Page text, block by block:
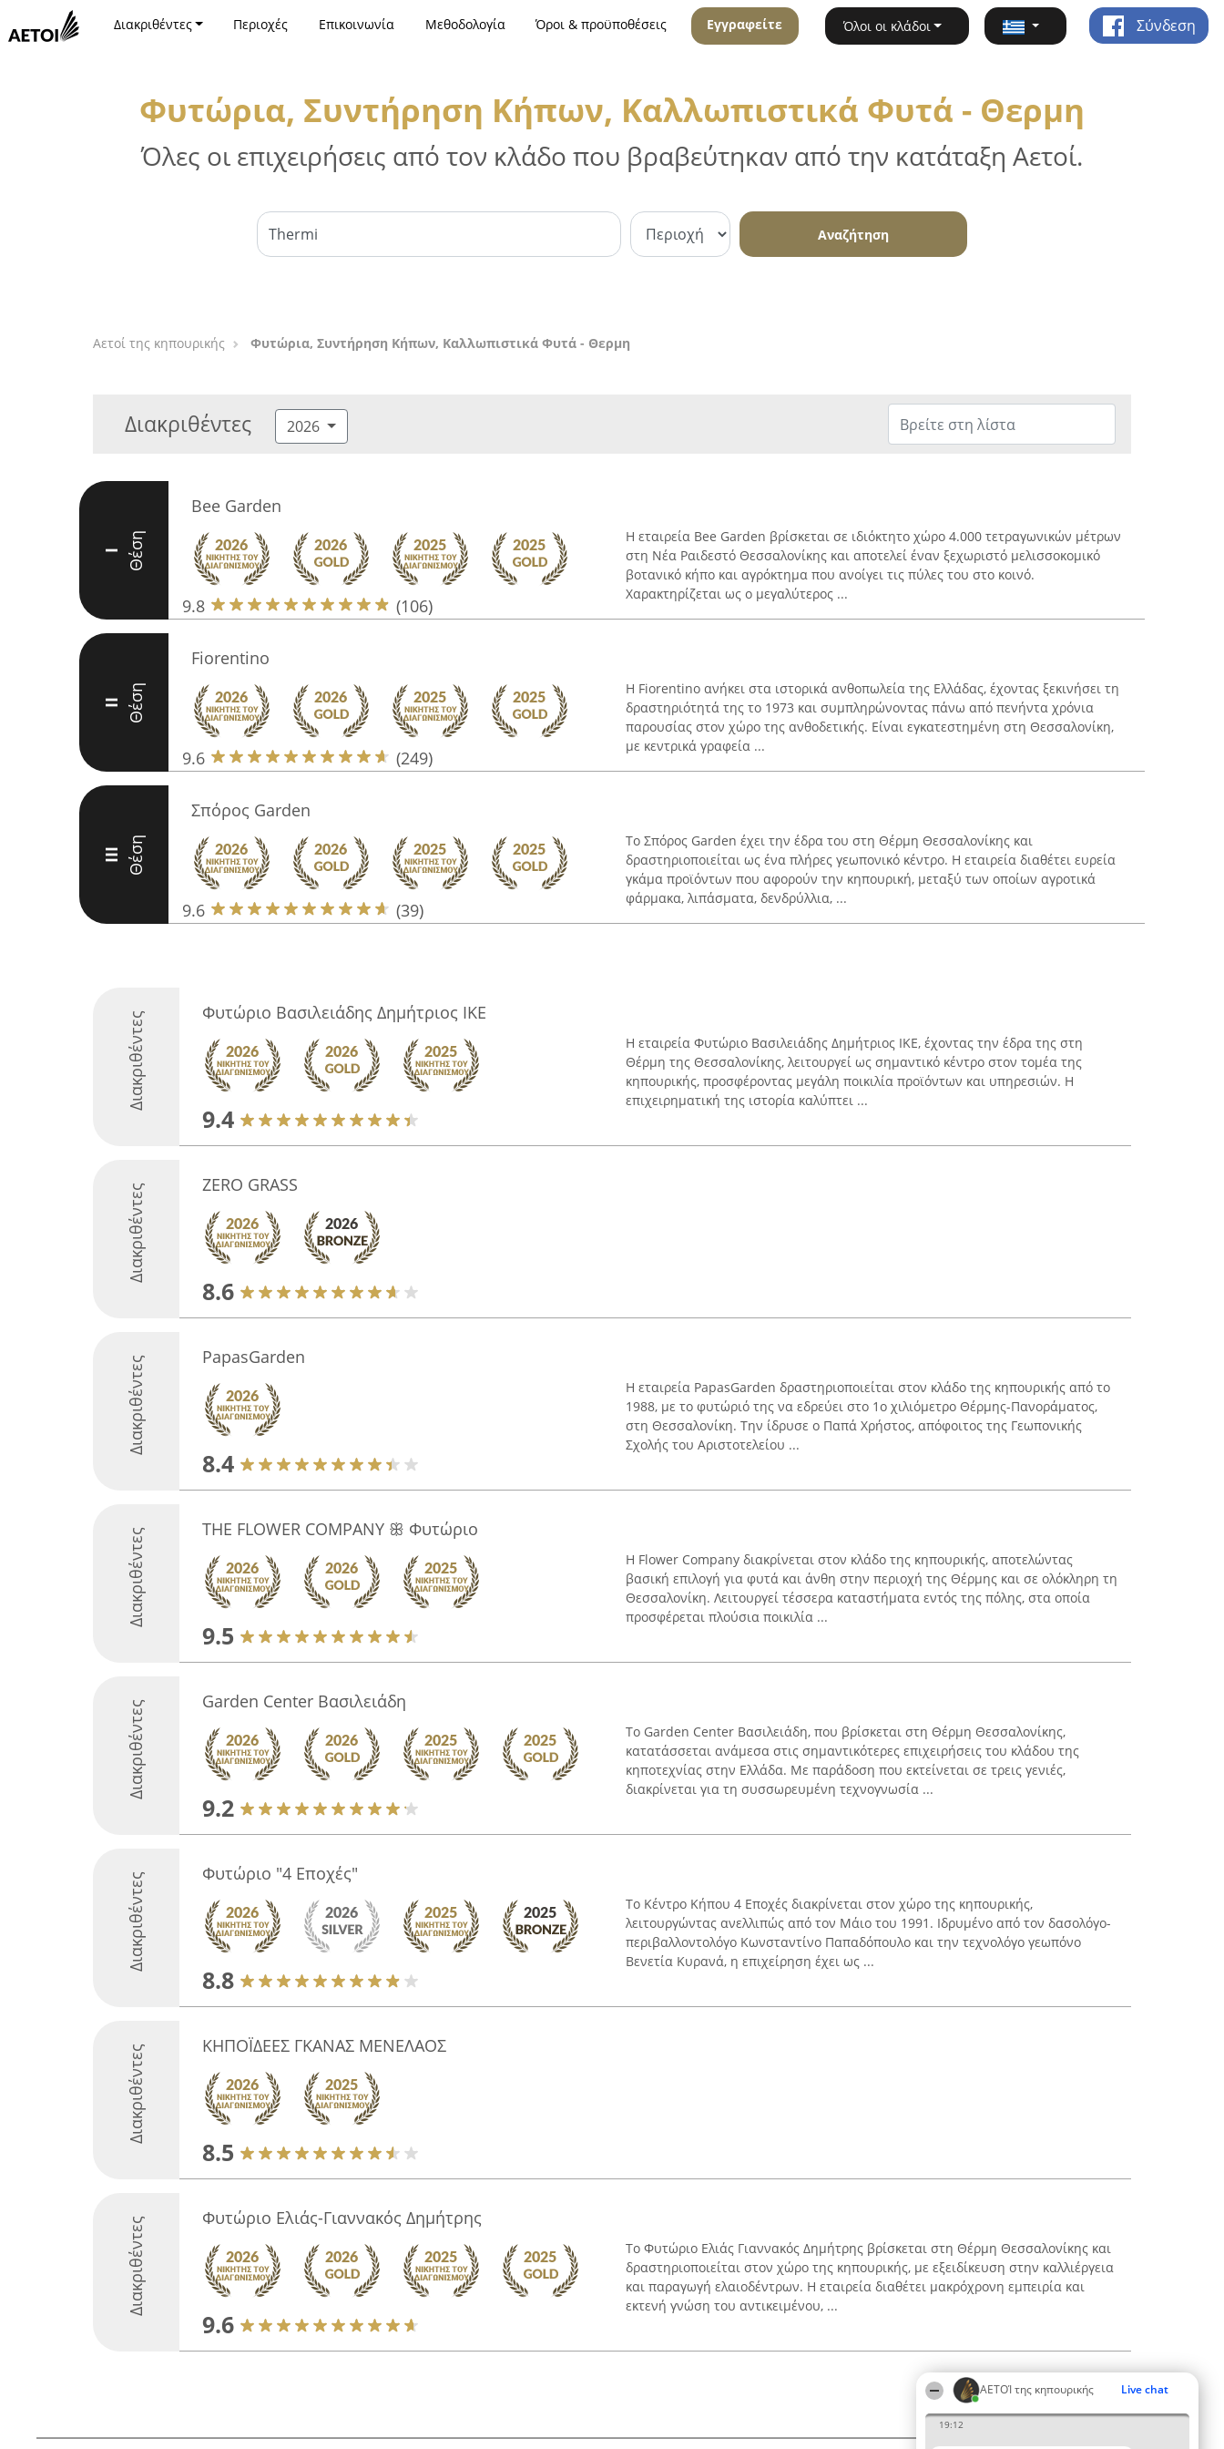
ΑΕΤΟΊ της κηπουρικής Live chat
19:12
Διακριθέντες Περιοχές Επικοινωνία Μεθοδολογία Όροι & προϋποθέσεις Εγγραφείτε Όλοι οι κλάδοι Σύνδεση
Φυτώρια, Συντήρηση Κήπων, Καλλωπιστικά Φυτά - Θερμη
Όλες οι επιχειρήσεις από τον κλάδο που βραβεύτηκαν από την κατάταξη Αετοί.
Αναζήτηση
Αετοί της κηπουρικής Φυτώρια, Συντήρηση Κήπων, Καλλωπιστικά Φυτά - Θερμη
Διακριθέντες 2026
I Θέση
Bee Garden
9.8 (106)
Η εταιρεία Bee Garden βρίσκεται σε ιδιόκτητο χώρο 4.000 τετραγωνικών μέτρων
στη Νέα Ραιδεστό Θεσσαλονίκης και αποτελεί έναν ξεχωριστό μελισσοκομικό
βοτανικό κήπο και αγρόκτημα που ανοίγει τις πύλες του στο κοινό.
Χαρακτηρίζεται ως ο μεγαλύτερος ...
II Θέση
Fiorentino
9.6 (249)
Η Fiorentino ανήκει στα ιστορικά ανθοπωλεία της Ελλάδας, έχοντας ξεκινήσει τη
δραστηριότητά της το 1973 και συμπληρώνοντας πάνω από πενήντα χρόνια
παρουσίας στον χώρο της ανθοδετικής. Είναι εγκατεστημένη στη Θεσσαλονίκη,
με κεντρικά γραφεία ...
III Θέση
Σπόρος Garden
9.6 (39)
Το Σπόρος Garden έχει την έδρα του στη Θέρμη Θεσσαλονίκης και
δραστηριοποιείται ως ένα πλήρες γεωπονικό κέντρο. Η εταιρεία διαθέτει ευρεία
γκάμα προϊόντων που αφορούν την κηπουρική, μεταξύ των οποίων αγροτικά
φάρμακα, λιπάσματα, δενδρύλλια, ...
Διακριθέντες Φυτώριο Βασιλειάδης Δημήτριος ΙΚΕ
9.4
Η εταιρεία Φυτώριο Βασιλειάδης Δημήτριος ΙΚΕ, έχοντας την έδρα της στη
Θέρμη της Θεσσαλονίκης, λειτουργεί ως σημαντικό κέντρο στον τομέα της
κηπουρικής, προσφέροντας μεγάλη ποικιλία προϊόντων και υπηρεσιών. Η
επιχειρηματική της ιστορία καλύπτει ...
Διακριθέντες ZERO GRASS
8.6
Διακριθέντες PapasGarden
8.4
Η εταιρεία PapasGarden δραστηριοποιείται στον κλάδο της κηπουρικής από το
1988, με το φυτώριό της να εδρεύει στο 1ο χιλιόμετρο Θέρμης-Πανοράματος,
στη Θεσσαλονίκη. Την ίδρυσε ο Παπά Χρήστος, απόφοιτος της Γεωπονικής
Σχολής του Αριστοτελείου ...
Διακριθέντες THE FLOWER COMPANY ꕥ Φυτώριο
9.5
Η Flower Company διακρίνεται στον κλάδο της κηπουρικής, αποτελώντας
βασική επιλογή για φυτά και άνθη στην περιοχή της Θέρμης και σε ολόκληρη τη
Θεσσαλονίκη. Λειτουργεί τέσσερα καταστήματα εντός της πόλης, στα οποία
προσφέρεται πλούσια ποικιλία ...
Διακριθέντες Garden Center Βασιλειάδη
9.2
Το Garden Center Βασιλειάδη, που βρίσκεται στη Θέρμη Θεσσαλονίκης,
κατατάσσεται ανάμεσα στις σημαντικότερες επιχειρήσεις του κλάδου της
κηποτεχνίας στην Ελλάδα. Με παράδοση που εκτείνεται σε τρεις γενιές,
διακρίνεται για τη συσσωρευμένη τεχνογνωσία ...
Διακριθέντες Φυτώριο "4 Εποχές"
8.8
Το Κέντρο Κήπου 4 Εποχές διακρίνεται στον χώρο της κηπουρικής,
λειτουργώντας ανελλιπώς από τον Μάιο του 1991. Ιδρυμένο από τον δασολόγο-
περιβαλλοντολόγο Κωνσταντίνο Παπαδόπουλο και την τεχνολόγο γεωπόνο
Βενετία Κυρανά, η επιχείρηση έχει ως ...
Διακριθέντες ΚΗΠΟΪΔΕΕΣ ΓΚΑΝΑΣ ΜΕΝΕΛΑΟΣ
8.5
Διακριθέντες Φυτώριο Ελιάς-Γιαννακός Δημήτρης
9.6
Το Φυτώριο Ελιάς Γιαννακός Δημήτρης βρίσκεται στη Θέρμη Θεσσαλονίκης και
δραστηριοποιείται στον χώρο της κηπουρικής, με εξειδίκευση στην καλλιέργεια
και παραγωγή ελαιοδέντρων. Η εταιρεία διαθέτει μακρόχρονη εμπειρία και
εκτενή γνώση του αντικειμένου, ...